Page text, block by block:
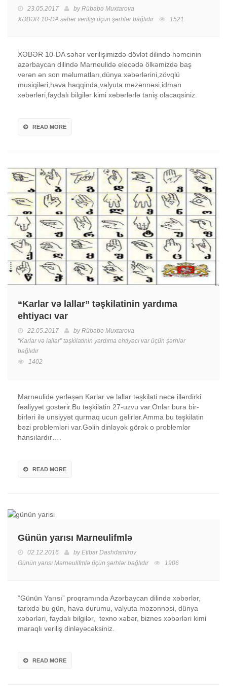
23.05.2017 byRübabə Muxtarova
XƏBƏR 10-DA səhər verilişi üçün şərhlər bağlıdır 1521
XƏBƏR 10-DA səhər verilişimizdə dövlət dilində həmcinin
azərbaycan dilində Marneulidə elecədə ölkəmizdə baş
verən ən son məlumatları,dünya xəbərlərini,zövqlü
musiqiləri,hava haqqinda,valyuta məzənnəsi,idman
xəbərləri,faydalı bilgilər kimi xəbərlərlə taniş olacaqsiniz.
READ MORE
“Karlar və lallar” təşkilatinin yardıma
ehtiyacı var
22.05.2017 byRübabə Muxtarova
“Karlar və lallar” təşkilatinin yardıma ehtiyacı var üçün şərhlər
bağlıdır
1402
Marneulide yerləşən Karlar ve lallar təşkilati necə illərdirki
fəaliyyət gostərir.Bu təşkilatin 27-uzvu var.Onlar bura bir-
birləri ilə unsiyyət qurmaq ucun gəlirlər.Amma bu təşkilatin
bəzi problemləri var.Gəlin dinləyək görək o problemlər
hansılardır….
READ MORE
Günün yarısı Marneulifmlə
02.12.2016 byEtibar Dashdamirov
Günün yarısı Marneulifmlə üçün şərhlər bağlıdır 1906
“Günün Yarısı” proqramında Azərbaycan dilində xəbərlər,
tarixdə bu gün, hava durumu, valyuta məzənnəsi, dünya
xəbərləri, faydalı bilgilər, texno xəbər, biznes xəbərləri kimi
maraqlı veriliş dinləyəcəksiniz.
READ MORE